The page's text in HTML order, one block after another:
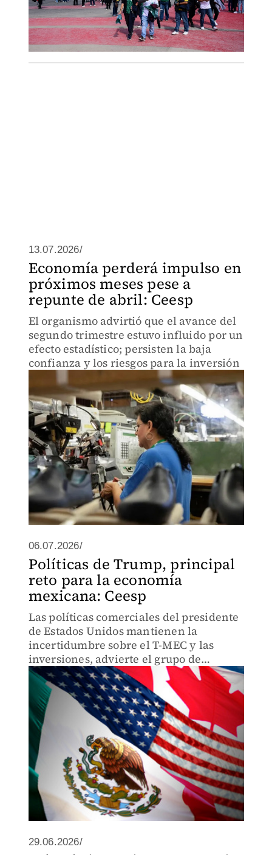
13.07.2026/
Economía perderá impulso en
próximos meses pese a
repunte de abril: Ceesp
El organismo advirtió que el avance del
segundo trimestre estuvo influido por un
efecto estadístico; persisten la baja
confianza y los riesgos para la inversión
06.07.2026/
Políticas de Trump, principal
reto para la economía
mexicana: Ceesp
Las políticas comerciales del presidente
de Estados Unidos mantienen la
incertidumbre sobre el T-MEC y las
inversiones, advierte el grupo de
expertos.
29.06.2026/